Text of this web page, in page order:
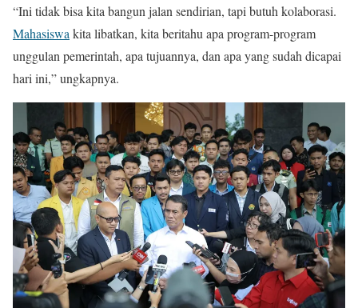
“Ini tidak bisa kita bangun jalan sendirian, tapi butuh kolaborasi.
Mahasiswa kita libatkan, kita beritahu apa program-program
unggulan pemerintah, apa tujuannya, dan apa yang sudah dicapai
hari ini,” ungkapnya.